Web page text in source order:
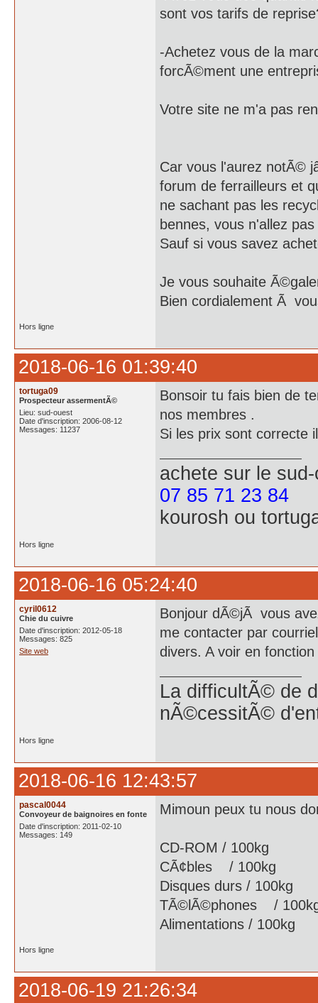
sont vos tarifs de
-Achetez vous de la
forcÃ©ment une
Votre site ne m'a pas
Car vous l'aurez notÃ©
forum de ferrailleurs et
ne sachant pas les
bennes, vous n'allez
Sauf si vous savez
Je vous souhaite
Bien cordialement Ã
Hors ligne
2018-06-16 01:39:40
tortuga09
Prospecteur assermentÃ©
Lieu: sud-ouest
Date d'inscription: 2006-08-12
Messages: 11237
Bonsoir tu fais bien de
nos membres .
Si les prix sont correcte
achete sur le
07 85 71 23 84
kourosh ou
Hors ligne
2018-06-16 05:24:40
cyril0612
Chie du cuivre
Date d'inscription: 2012-05-18
Messages: 825
Site web
Bonjour dÃ©jÃ vous
me contacter par
divers. A voir en
La difficultÃ© de
nÃ©cessitÃ©
Hors ligne
2018-06-16 12:43:57
pascal0044
Convoyeur de baignoires en fonte
Date d'inscription: 2011-02-10
Messages: 149
Mimoun peux tu nous
CD-ROM / 100kg
CÃ¢bles / 100kg
Disques durs / 100kg
TÃ©lÃ©phones /
Alimentations / 100kg
Hors ligne
2018-06-19 21:26:34